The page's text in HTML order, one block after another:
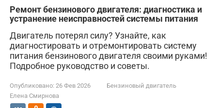
Ремонт бензинового двигателя: диагностика и
устранение неисправностей системы питания
Двигатель потерял силу? Узнайте, как
диагностировать и отремонтировать систему
питания бензинового двигателя своими руками!
Подробное руководство и советы.
Опубликовано: 26 Фев 2026
Бензиновый двигатель
Елена Смирнова